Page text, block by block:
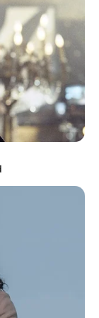
le
por
de Alerta.